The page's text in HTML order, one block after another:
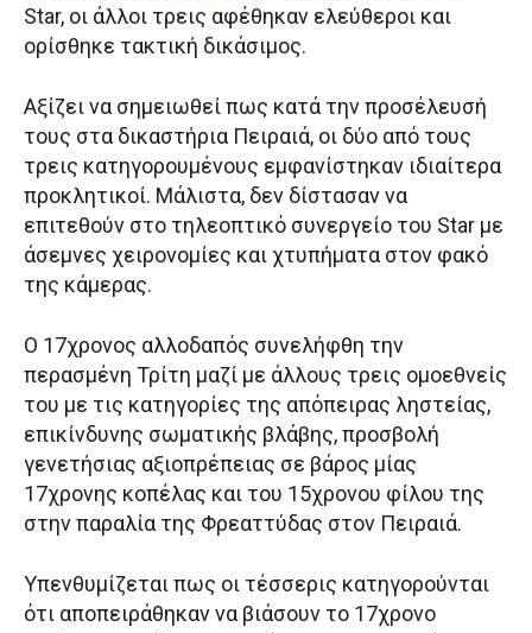
Star, οι άλλοι τρεις αφέθηκαν ελεύθεροι και
ορίσθηκε τακτική δικάσιμος.
Αξίζει να σημειωθεί πως κατά την προσέλευσή
τους στα δικαστήρια Πειραιά, οι δύο από τους
τρεις κατηγορουμένους εμφανίστηκαν ιδιαίτερα
προκλητικοί. Μάλιστα, δεν δίστασαν να
επιτεθούν στο τηλεοπτικό συνεργείο του Star με
άσεμνες χειρονομίες και χτυπήματα στον φακό
της κάμερας.
Ο 17χρονος αλλοδαπός συνελήφθη την
περασμένη Τρίτη μαζί με άλλους τρεις ομοεθνείς
του με τις κατηγορίες της απόπειρας ληστείας,
επικίνδυνης σωματικής βλάβης, προσβολή
γενετήσιας αξιοπρέπειας σε βάρος μίας
17χρονης κοπέλας και του 15χρονου φίλου της
στην παραλία της Φρεαττύδας στον Πειραιά.
Υπενθυμίζεται πως οι τέσσερις κατηγορούνται
ότι αποπειράθηκαν να βιάσουν το 17χρονο